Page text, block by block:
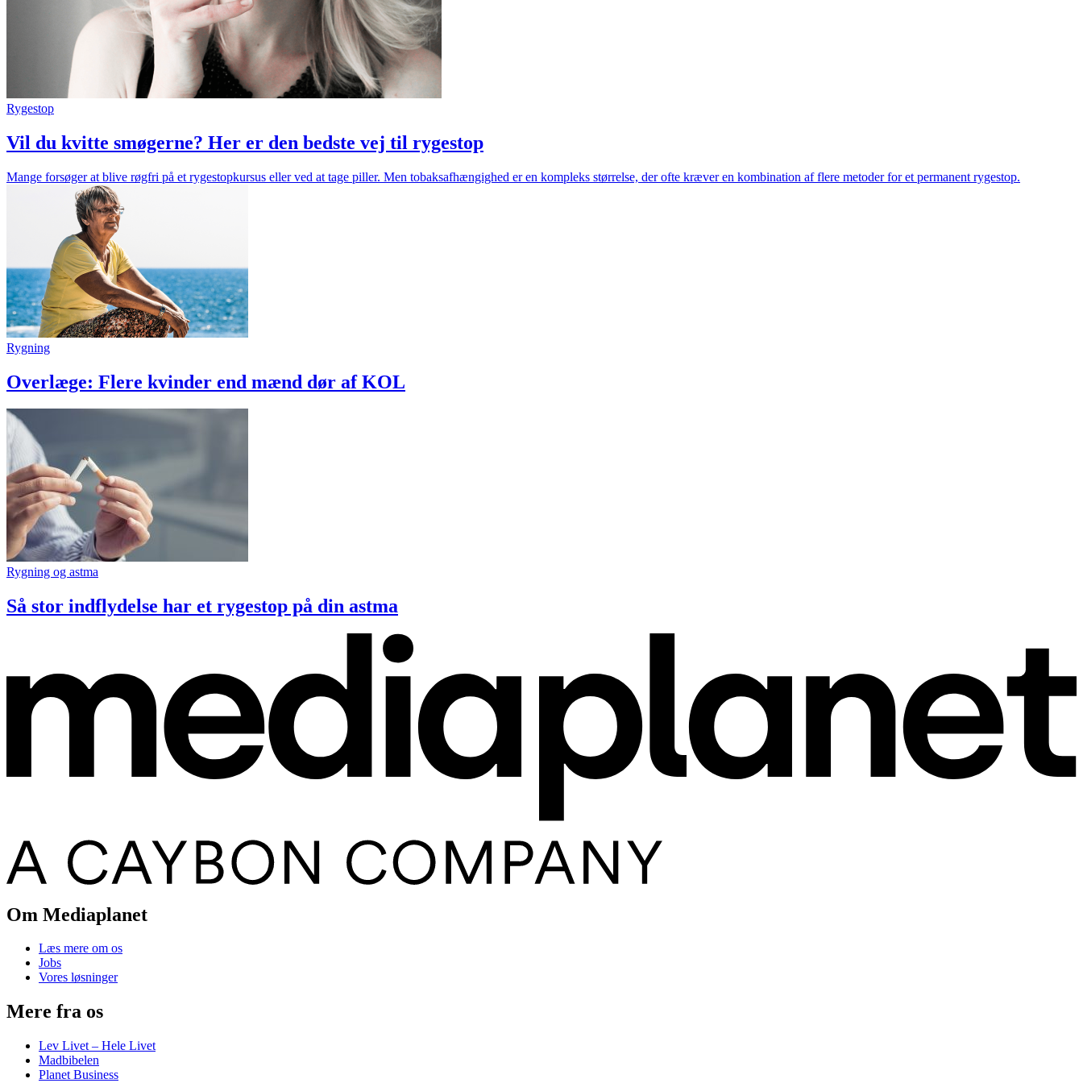
Rygestop
Vil du kvitte smøgerne? Her er den bedste vej til rygestop
Mange forsøger at blive røgfri på et rygestopkursus eller ved at tage piller. Men tobaksafhængighed er en kompleks størrelse, der ofte kræver en kombination af flere metoder for et permanent rygestop.
Rygning
Overlæge: Flere kvinder end mænd dør af KOL
Rygning og astma
Så stor indflydelse har et rygestop på din astma
Om Mediaplanet
Læs mere om os
Jobs
Vores løsninger
Mere fra os
Lev Livet – Hele Livet
Madbibelen
Planet Business